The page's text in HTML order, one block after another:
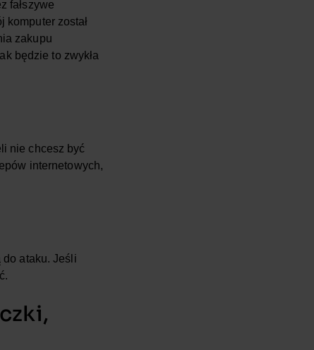
fałszywe
komputer został
zakupu
będzie to zwykła
nie chcesz być
internetowych,
do ataku. Jeśli